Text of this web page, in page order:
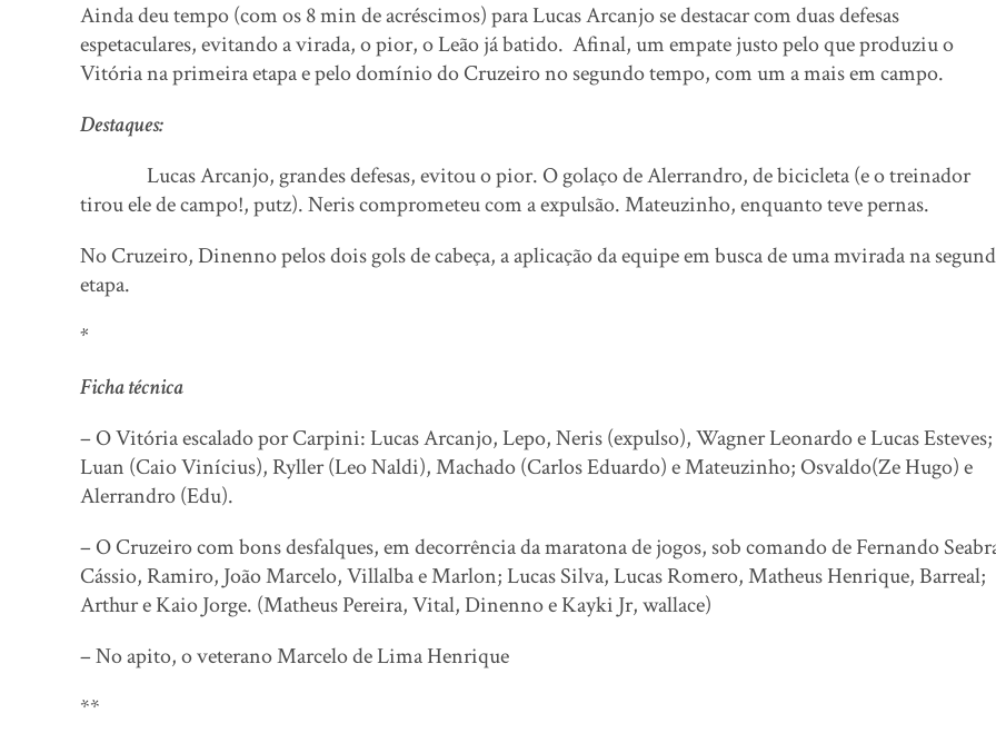
Ainda deu tempo (com os 8 min de acréscimos) para Lucas Arcanjo se destacar com duas defesas
espetaculares, evitando a virada, o pior, o Leão já batido. Afinal, um empate justo pelo que produziu o
Vitória na primeira etapa e pelo domínio do Cruzeiro no segundo tempo, com um a mais em campo.
Destaques:
Lucas Arcanjo, grandes defesas, evitou o pior. O golaço de Alerrandro, de bicicleta (e o treinador
tirou ele de campo!, putz). Neris comprometeu com a expulsão. Mateuzinho, enquanto teve pernas.
No Cruzeiro, Dinenno pelos dois gols de cabeça, a aplicação da equipe em busca de uma mvirada na
etapa.
*
Ficha técnica
– O Vitória escalado por Carpini: Lucas Arcanjo, Lepo, Neris (expulso), Wagner Leonardo e Lucas Esteves;
Luan (Caio Vinícius), Ryller (Leo Naldi), Machado (Carlos Eduardo) e Mateuzinho; Osvaldo(Ze Hugo) e
Alerrandro (Edu).
– O Cruzeiro com bons desfalques, em decorrência da maratona de jogos, sob comando de Fernando
Cássio, Ramiro, João Marcelo, Villalba e Marlon; Lucas Silva, Lucas Romero, Matheus Henrique, Barreal;
Arthur e Kaio Jorge. (Matheus Pereira, Vital, Dinenno e Kayki Jr, wallace)
– No apito, o veterano Marcelo de Lima Henrique
**